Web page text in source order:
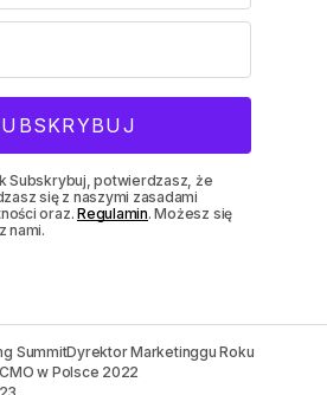
Subskrybuj, potwierdzasz, że
się z naszymi zasadami
oraz.Regulamin. Możesz się
nami.
SummitDyrektor Marketinggu Roku
w Polsce 2022